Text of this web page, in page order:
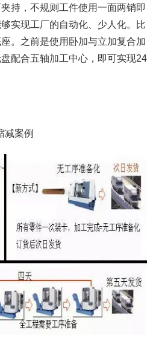
持，不规则工件使用一面两销即
实现工厂的自动化、少人化。比
。之前是使用卧加与立加复合加
配合五轴加工中心，即可实现24
减案例